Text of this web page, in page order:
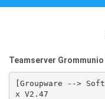
Teamserver
[Groupware -->
x V2.47